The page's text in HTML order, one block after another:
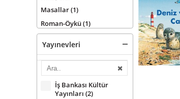
Masallar(1)
Roman-Öykü(1)
Yayınevleri
İş Bankası Kültür
Yayınları (2)